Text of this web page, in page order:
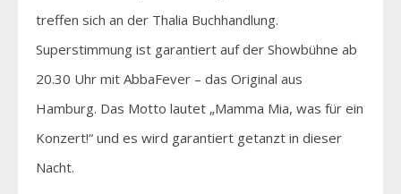
treffen sich an der Thalia Buchhandlung.
Superstimmung ist garantiert auf der Showbühne ab
20.30 Uhr mit AbbaFever – das Original aus
Hamburg. Das Motto lautet „Mamma Mia, was für ein
Konzert!“ und es wird garantiert getanzt in dieser
Nacht.